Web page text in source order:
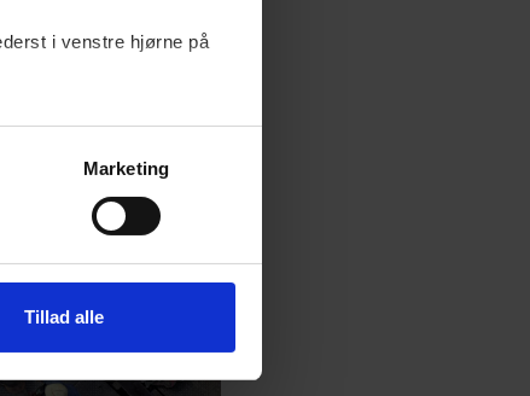
i venstre hjørne på
Marketing
Tillad alle